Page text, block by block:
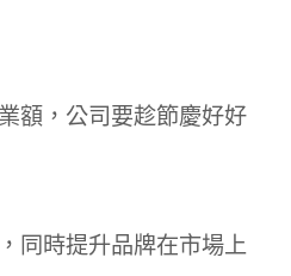
額，公司要趁節慶好好
同時提升品牌在市場上